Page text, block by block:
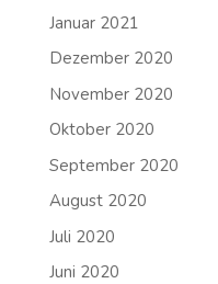
Januar 2021
Dezember 2020
November 2020
Oktober 2020
September 2020
August 2020
Juli 2020
Juni 2020